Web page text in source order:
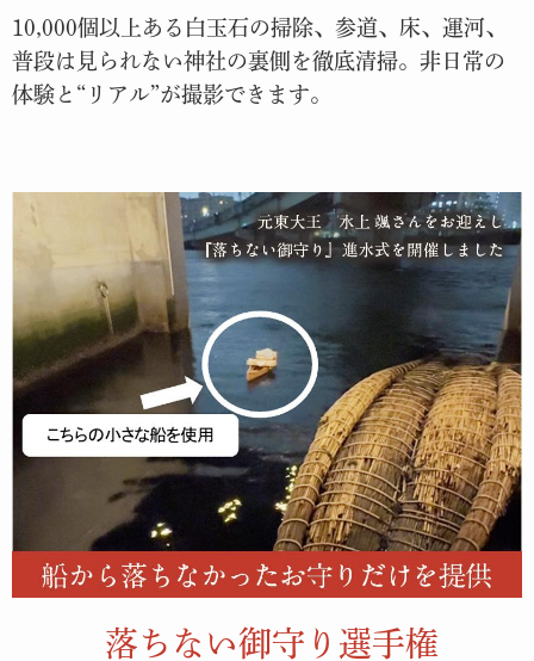
10,000個以上ある白玉石の掃除、参道、床、運河、
普段は見られない神社の裏側を徹底清掃。非日常の
体験と“リアル”が撮影できます。
落ちない御守り選手権